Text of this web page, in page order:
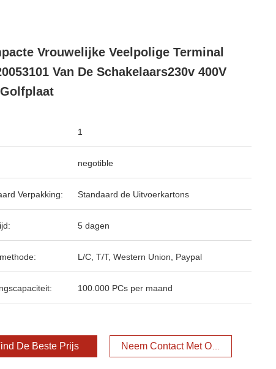
Vrouwelijke Veelpolige Terminal
Van De Schakelaars230v 400V
1
negotible
Verpakking: Standaard de Uitvoerkartons
5 dagen
L/C, T/T, Western Union, Paypal
100.000 PCs per maand
De Beste Prijs Neem Contact Met Ons Op